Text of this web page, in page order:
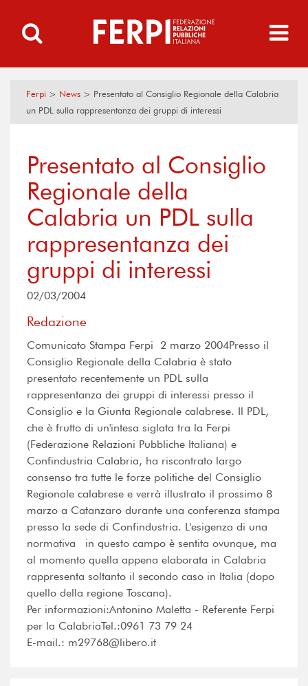
Ferpi > News > Presentato al Consiglio Regionale della Calabria
un PDL sulla rappresentanza dei gruppi di interessi
Presentato al Consiglio
Regionale della
Calabria un PDL sulla
rappresentanza dei
gruppi di interessi
02/03/2004
Redazione
Comunicato Stampa Ferpi  2 marzo 2004Presso il
Consiglio Regionale della Calabria è stato
presentato recentemente un PDL sulla
rappresentanza dei gruppi di interessi presso il
Consiglio e la Giunta Regionale calabrese. Il PDL,
che è frutto di un'intesa siglata tra la Ferpi
(Federazione Relazioni Pubbliche Italiana) e
Confindustria Calabria, ha riscontrato largo
consenso tra tutte le forze politiche del Consiglio
Regionale calabrese e verrà illustrato il prossimo 8
marzo a Catanzaro durante una conferenza stampa
presso la sede di Confindustria. L'esigenza di una
normativa in questo campo è sentita ovunque, ma
al momento quella appena elaborata in Calabria
rappresenta soltanto il secondo caso in Italia (dopo
quello della regione Toscana).
Per informazioni:Antonino Maletta - Referente Ferpi
per la CalabriaTel.:0961 73 79 24
E-mail.: m29768@libero.it